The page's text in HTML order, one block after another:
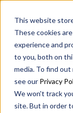
This website
These cookies
experience and
to you, both on
media. To find
see our Privacy
We won't track
site. But in order
Acasă ›Studii în